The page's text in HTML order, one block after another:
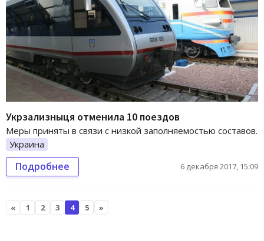
Укрзализныця отменила 10 поездов
Меры приняты в связи с низкой заполняемостью составов.
Украина
Подробнее 6 декабря 2017, 15:09
« 1 2 3 4 5 »